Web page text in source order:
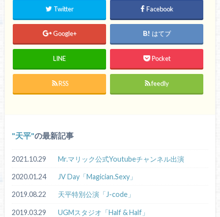
Twitter Facebook
Google+ はてブ
LINE Pocket
RSS feedly
天平 の最新記事
2021.10.29 Mr.マリック公式Youtubeチャンネル出演
2020.01.24 JV Day「Magician.Sexy」
2019.08.22 天平特別公演「J-code」
2019.03.29 UGMスタジオ「Half & Half」